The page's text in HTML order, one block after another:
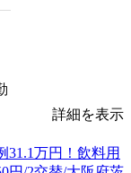
詳細を表示